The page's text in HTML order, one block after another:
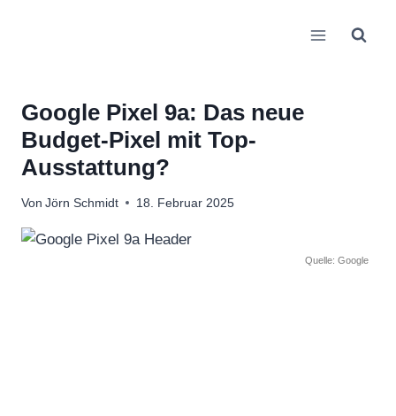
Google Pixel 9a: Das neue
Budget-Pixel mit Top-
Ausstattung?
Von Jörn Schmidt 18. Februar 2025
Quelle: Google